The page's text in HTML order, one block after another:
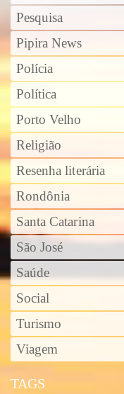
Pesquisa
Pipira News
Polícia
Política
Porto Velho
Religião
Resenha literária
Rondônia
Santa Catarina
São José
Saúde
Social
Turismo
Viagem
TAGS